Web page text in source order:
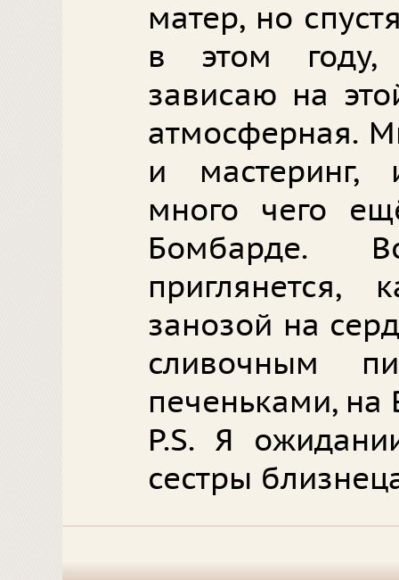
матер, но
в этом году,
зависаю на
атмосферная.
и мастеринг,
много чего
Бомбарде.
занозой на
сливочным
печеньками,
P.S. Я
сестры